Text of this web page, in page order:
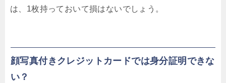
は、1枚持っておいて損はないでしょう。
顔写真付きクレジットカードでは身分証明できな
い？